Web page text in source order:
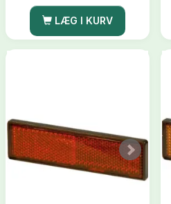
LÆG I KURV